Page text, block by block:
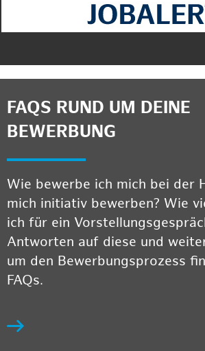
FAQS RUND UM DEINE
BEWERBUNG
Wie bewerbe ich mich bei der
mich initiativ bewerben? Wie
ich für ein
Antworten auf diese und
um den Bewerbungsprozess
FAQs.